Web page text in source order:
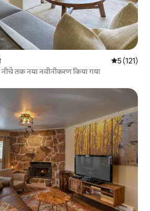
औसत रेटिंग 5
5 (121)
तक नया नवीनीकरण किया गया